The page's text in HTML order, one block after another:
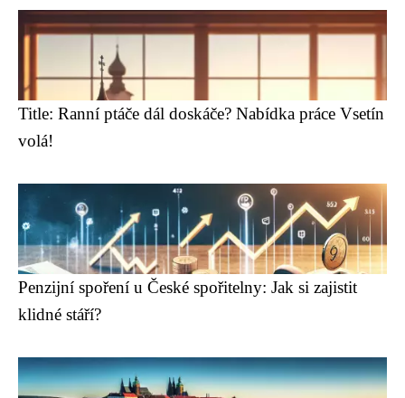
Title: Ranní ptáče dál doskáče? Nabídka práce Vsetín
volá!
Penzijní spoření u České spořitelny: Jak si zajistit
klidné stáří?